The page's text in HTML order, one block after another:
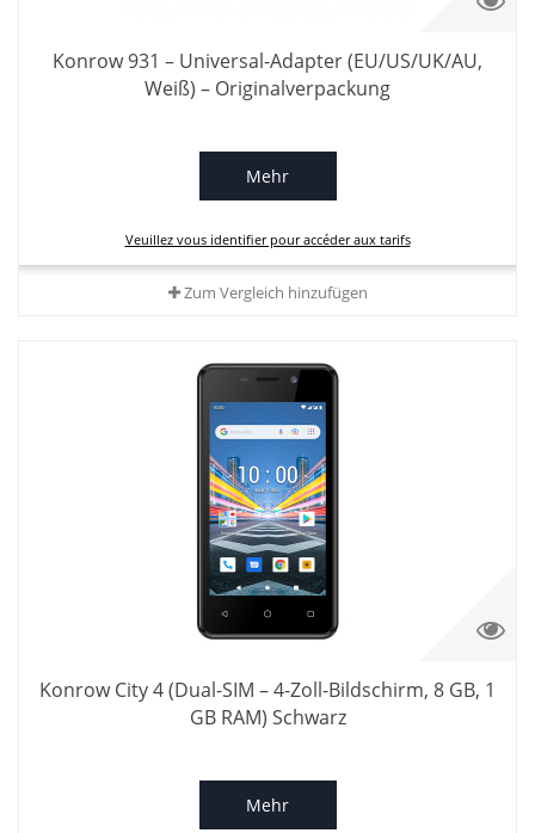
Konrow 931 – Universal-Adapter (EU/US/UK/AU,
Weiß) – Originalverpackung
Mehr
Veuillez vous identifier pour accéder aux tarifs
Zum Vergleich hinzufügen
Konrow City 4 (Dual-SIM – 4-Zoll-Bildschirm, 8 GB, 1
GB RAM) Schwarz
Mehr